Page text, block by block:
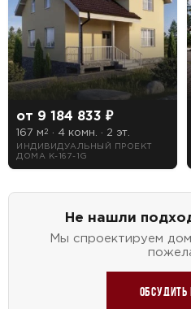
от 9 184 833 ₽
167 м2 · 4 комн. · 2 эт.
ИНДИВИДУАЛЬНЫЙ ПРОЕКТ
ДОМА K-167-1G
Не нашли
Мы спроектируем
Обсудить